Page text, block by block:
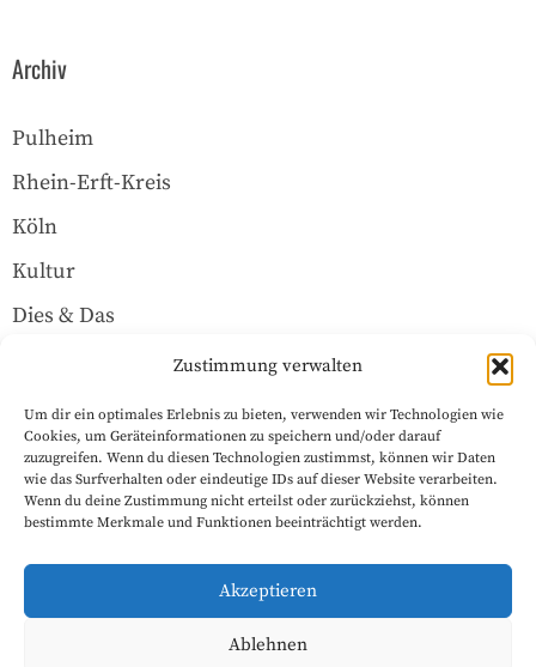
Zustimmung verwalten
Um dir ein optimales Erlebnis zu bieten, verwenden wir Technologien wie
Cookies, um Geräteinformationen zu speichern und/oder darauf
zuzugreifen. Wenn du diesen Technologien zustimmst, können wir Daten
wie das Surfverhalten oder eindeutige IDs auf dieser Website verarbeiten.
Wenn du deine Zustimmung nicht erteilst oder zurückziehst, können
bestimmte Merkmale und Funktionen beeinträchtigt werden.
Akzeptieren
Ablehnen
Archiv
Pulheim
Rhein-Erft-Kreis
Köln
Kultur
Dies & Das
Rechtliches
Datenschutzerklärung
Impressum
Cookie-Richtlinie (EU)